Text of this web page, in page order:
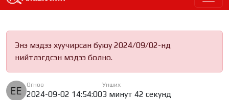
Энэ мэдээ хуучирсан буюу 2024/09/02-нд
нийтлэгдсэн мэдээ болно.
Огноо
2024-09-02 14:54:00
Унших
3 минут 42 секунд